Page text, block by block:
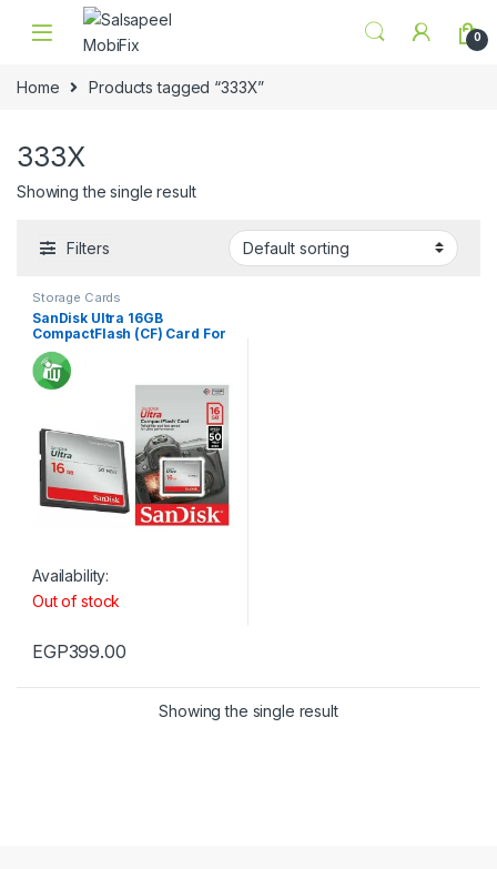
Skip to navigation
Skip to content
0
Home Products tagged “333X”
333X
Showing the single result
Filters
Storage Cards
SanDisk Ultra 16GB
CompactFlash (CF) Card For
Camera 50MB/s 333X
Availability:
Out of stock
EGP399.00
Showing the single result